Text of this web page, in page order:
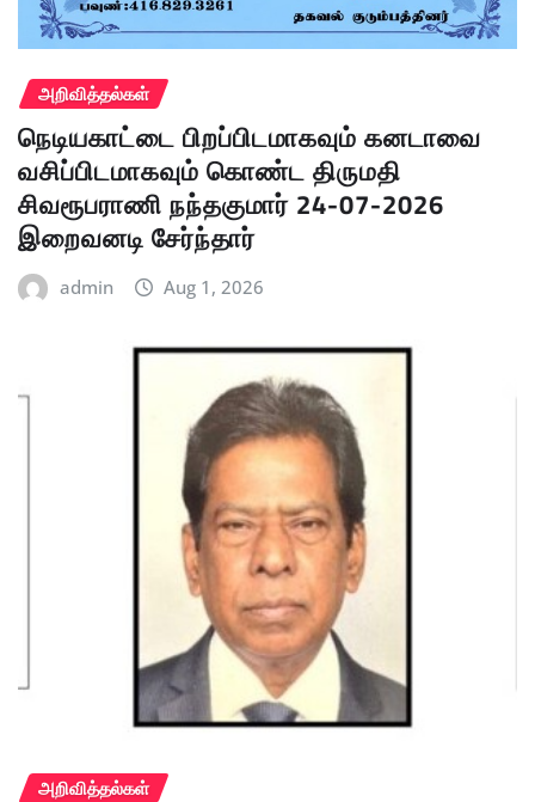
அறிவித்தல்கள்
நெடியகாட்டை பிறப்பிடமாகவும் கனடாவை
வசிப்பிடமாகவும் கொண்ட திருமதி
சிவரூபராணி நந்தகுமார் 24-07-2026
இறைவனடி சேர்ந்தார்
admin Aug 1, 2026
அறிவித்தல்கள்